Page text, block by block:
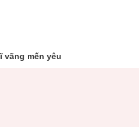
vãng mến yêu